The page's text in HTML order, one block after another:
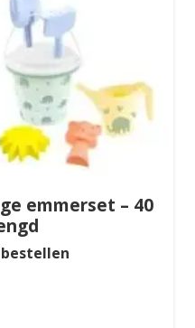
emmerset – 40